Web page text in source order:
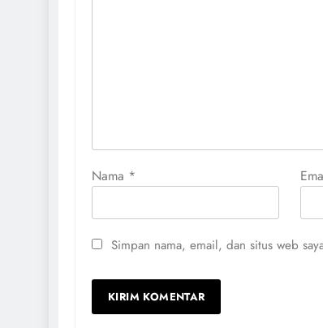
Nama *
Simpan nama, email, dan situs web